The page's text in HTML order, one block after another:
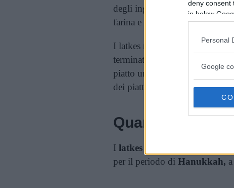
deny consent
in below
Personal
Google
degli ingredienti è invece di
farina e la cipolla.
I latkes rappresentano una
terminata la frittura. Piacerà a
piatto unico oppure un
dei piatti da preparare per le
Quando
I latkes
per il periodo di Hanukkah,